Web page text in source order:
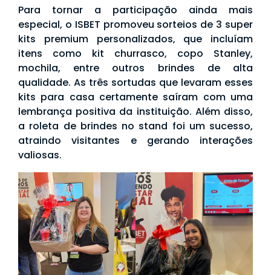
Para tornar a participação ainda mais
especial, o ISBET promoveu sorteios de 3 super
kits premium personalizados, que incluíam
itens como kit churrasco, copo Stanley,
mochila, entre outros brindes de alta
qualidade. As três sortudas que levaram esses
kits para casa certamente saíram com uma
lembrança positiva da instituição. Além disso,
a roleta de brindes no stand foi um sucesso,
atraindo visitantes e gerando interações
valiosas.